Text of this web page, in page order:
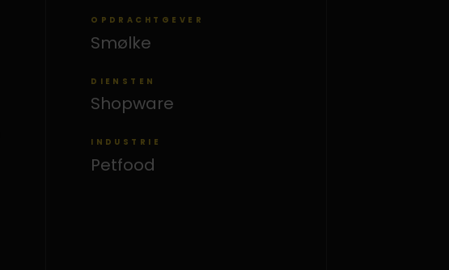
OPDRACHTGEVER
Smølke
DIENSTEN
Shopware
INDUSTRIE
Petfood